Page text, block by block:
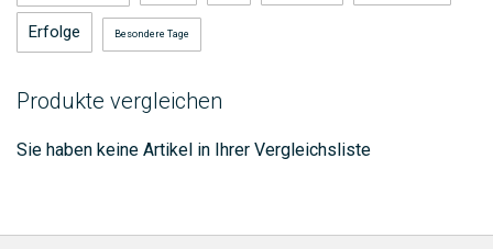
Erfolge Besondere Tage
Produkte vergleichen
Sie haben keine Artikel in Ihrer Vergleichsliste